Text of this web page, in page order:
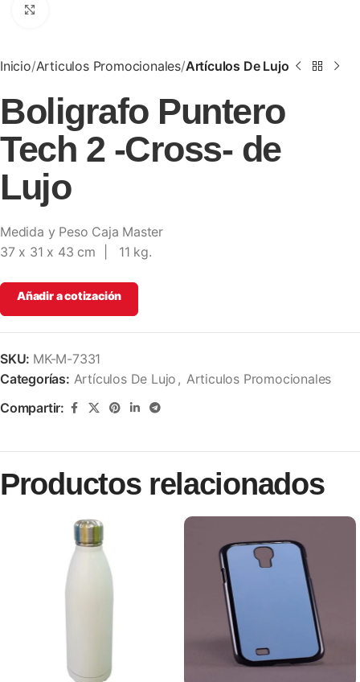
Inicio Articulos Promocionales Artículos De Lujo
Boligrafo Puntero
Tech 2 -Cross- de
Lujo
Medida y Peso Caja Master
37 x 31 x 43 cm | 11 kg.
Añadir a cotización
SKU: MK-M-7331
Categorías: Artículos De Lujo , Articulos Promocionales
Compartir:
Productos relacionados